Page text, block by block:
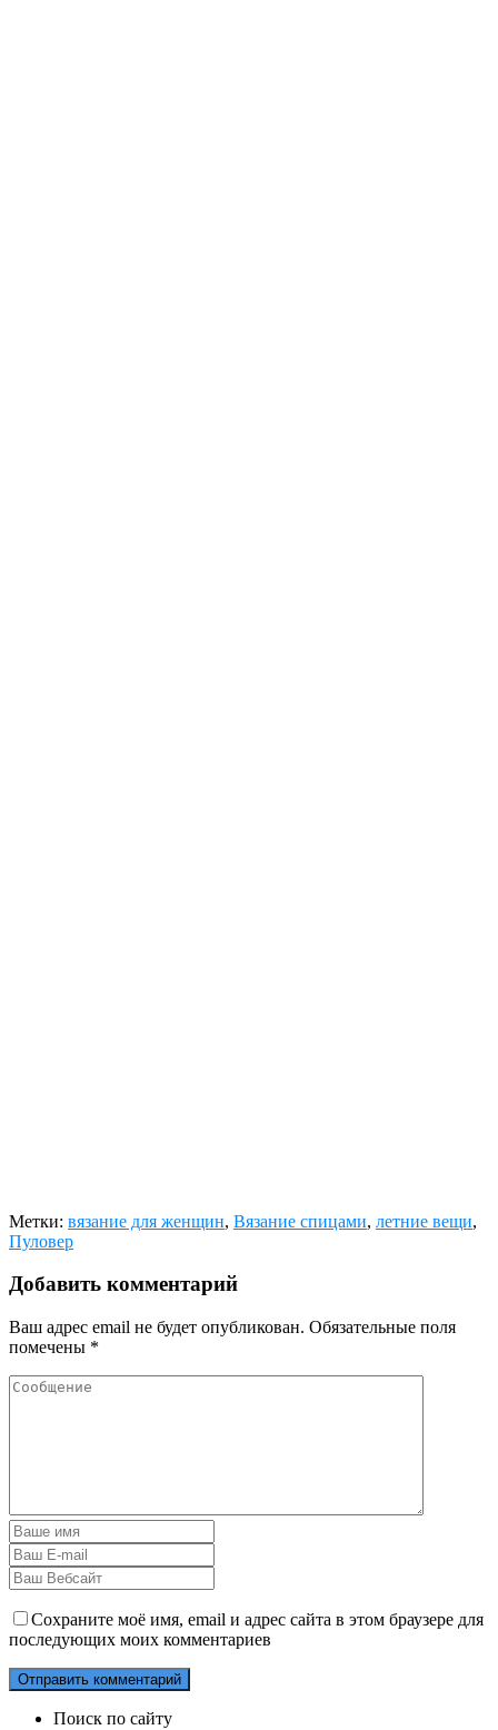
Метки: вязание для женщин, Вязание спицами, летние вещи,
Пуловер
Добавить комментарий
Ваш адрес email не будет опубликован. Обязательные поля
помечены *
Сохраните моё имя, email и адрес сайта в этом браузере для
последующих моих комментариев
Поиск по сайту